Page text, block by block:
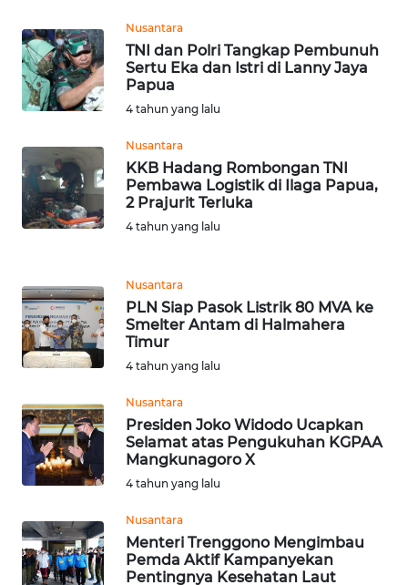
Nusantara
TNI dan Polri Tangkap Pembunuh
Sertu Eka dan Istri di Lanny Jaya
Papua
4 tahun yang lalu
Nusantara
KKB Hadang Rombongan TNI
Pembawa Logistik di Ilaga Papua,
2 Prajurit Terluka
4 tahun yang lalu
Nusantara
PLN Siap Pasok Listrik 80 MVA ke
Smelter Antam di Halmahera
Timur
4 tahun yang lalu
Nusantara
Presiden Joko Widodo Ucapkan
Selamat atas Pengukuhan KGPAA
Mangkunagoro X
4 tahun yang lalu
Nusantara
Menteri Trenggono Mengimbau
Pemda Aktif Kampanyekan
Pentingnya Kesehatan Laut
WN
KARO
WN
WN
LABUHANBATU
WN DELI
SERDANG
TEBING
TINGGI
WN
WN
KARAWANG